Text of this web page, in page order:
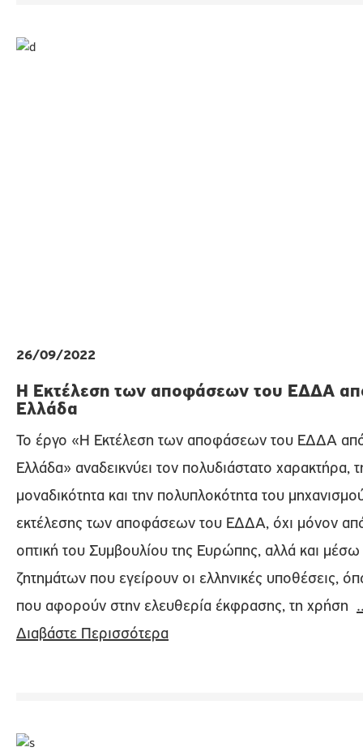
26/09/2022
H Εκτέλεση των αποφάσεων του ΕΔΔΑ
Ελλάδα
Το έργο «Η Εκτέλεση των αποφάσεων του ΕΔΔΑ
Ελλάδα» αναδεικνύει τον πολυδιάστατο χαρακτήρα,
μοναδικότητα και την πολυπλοκότητα του
εκτέλεσης των αποφάσεων του ΕΔΔΑ, όχι μόνον
οπτική του Συμβουλίου της Ευρώπης, αλλά και
ζητημάτων που εγείρουν οι ελληνικές υποθέσεις,
που αφορούν στην ελευθερία έκφρασης, τη χρήση
Διαβάστε Περισσότερα